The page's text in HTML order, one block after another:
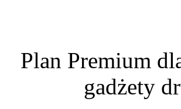
Plan Premium
gadżety